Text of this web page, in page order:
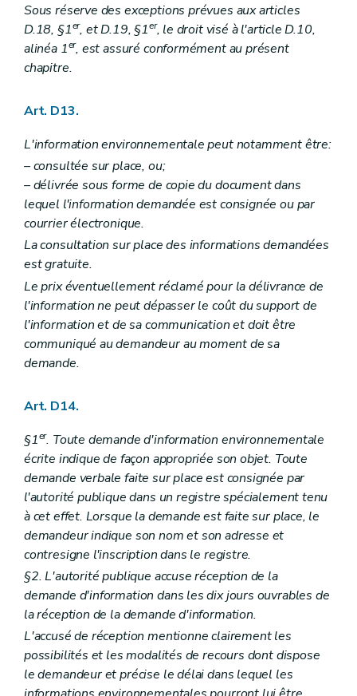
Art. R 74
Art. R 75
Chapitre V Consultation du public avant l'introduction de la demande de permis
Art. R 76
Art. R 77
Art. R 79
Art. R 80
Art. R 81
Art. R 82
Chapitre VII Incidences transfrontières
Art. R 83
Art. R 84
Art. R 85
Chapitre VIII Dispositions abrogatoires et transitoires
Art. R 86
Partie VI
Partie VIII Recherche, constatation, poursuite, répression et mesures de réparation des infractions – AGW du 5 décembre 2008, art. 1
Chapitre premier Agents – AGW du 5 décembre 2008, art. 1
Art. R 87
Art. R 88
Art.R 89
Art.
Art. R 92
Art.R 93bis
Art.
R 93
Chapitre II Formation des agents visés à l'article D. 140, §§2 et 3 – AGW du 5 décembre 2008, art. 1
Art.R 93quater
Art.R 94
Chapitre III Modalités relatives au prélèvement des échantillons, à l'exécution des analyses et aux règles d'agrément des laboratoires – AGW du 5 décembre 2008, art. 1
Section première
Echantillonnage – AGW du 5 décembre 2008, art. 1
Art. R 95
Art. R 96
Art. R 97
Art. R 98
Art. R 99
Art. R 100
Section 2 Agrément des laboratoires – AGW du 5 décembre 2008, art. 1
Art. R 101
Art. R 102
Art. R 103
Sous réserve des exceptions prévues aux articles
D.18, §1er, et D.19, §1er, le droit visé à l'article D.10,
alinéa 1er, est assuré conformément au présent
chapitre.
Art. D13.
L'information environnementale peut notamment être:
– consultée sur place, ou;
– délivrée sous forme de copie du document dans
lequel l'information demandée est consignée ou par
courrier électronique.
La consultation sur place des informations demandées
est gratuite.
Le prix éventuellement réclamé pour la délivrance de
l'information ne peut dépasser le coût du support de
l'information et de sa communication et doit être
communiqué au demandeur au moment de sa
demande.
Art. D14.
§1er. Toute demande d'information environnementale
écrite indique de façon appropriée son objet. Toute
demande verbale faite sur place est consignée par
l'autorité publique dans un registre spécialement tenu
à cet effet. Lorsque la demande est faite sur place, le
demandeur indique son nom et son adresse et
contresigne l'inscription dans le registre.
§2. L'autorité publique accuse réception de la
demande d'information dans les dix jours ouvrables de
la réception de la demande d'information.
L'accusé de réception mentionne clairement les
possibilités et les modalités de recours dont dispose
le demandeur et précise le délai dans lequel les